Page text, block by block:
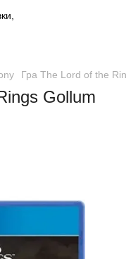
Гра The Lord of the
Gollum